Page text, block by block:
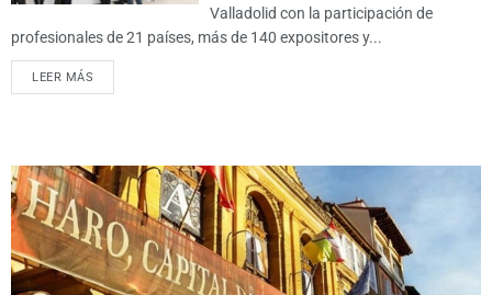
Valladolid con la participación de
profesionales de 21 países, más de 140 expositores y...
LEER MÁS